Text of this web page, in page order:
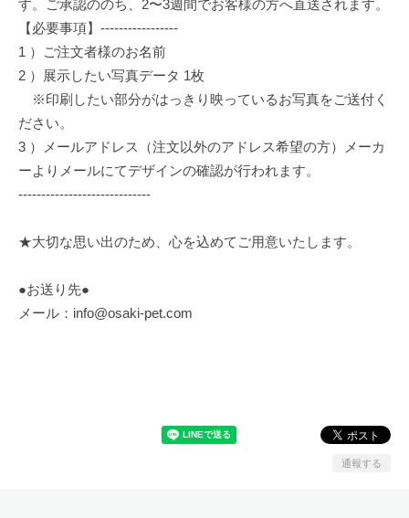
す。ご承認ののち、2〜3週間でお客様の方へ直送されます。
【必要事項】-----------------
1 ）ご注文者様のお名前
2 ）展示したい写真データ 1枚
※印刷したい部分がはっきり映っているお写真をご送付く
ださい。
3 ）メールアドレス（注文以外のアドレス希望の方）メーカ
ーよりメールにてデザインの確認が行われます。
-----------------------------
★大切な思い出のため、心を込めてご用意いたします。
●お送り先●
メール： info@osaki-pet.com
通報する